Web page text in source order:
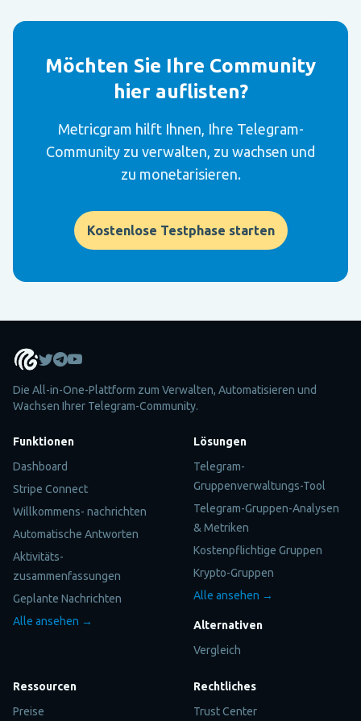
Möchten Sie Ihre Community
hier auflisten?
Metricgram hilft Ihnen, Ihre Telegram-
Community zu verwalten, zu wachsen und
zu monetarisieren.
Kostenlose Testphase starten
Die All-in-One-Plattform zum Verwalten, Automatisieren und
Wachsen Ihrer Telegram-Community.
Funktionen
Dashboard
Stripe Connect
Willkommens- nachrichten
Automatische Antworten
Aktivitäts-
zusammenfassungen
Geplante Nachrichten
Alle ansehen →
Lösungen
Telegram-
Gruppenverwaltungs-Tool
Telegram-Gruppen-Analysen
& Metriken
Kostenpflichtige Gruppen
Krypto-Gruppen
Alle ansehen →
Alternativen
Vergleich
Ressourcen
Preise
Rechtliches
Trust Center